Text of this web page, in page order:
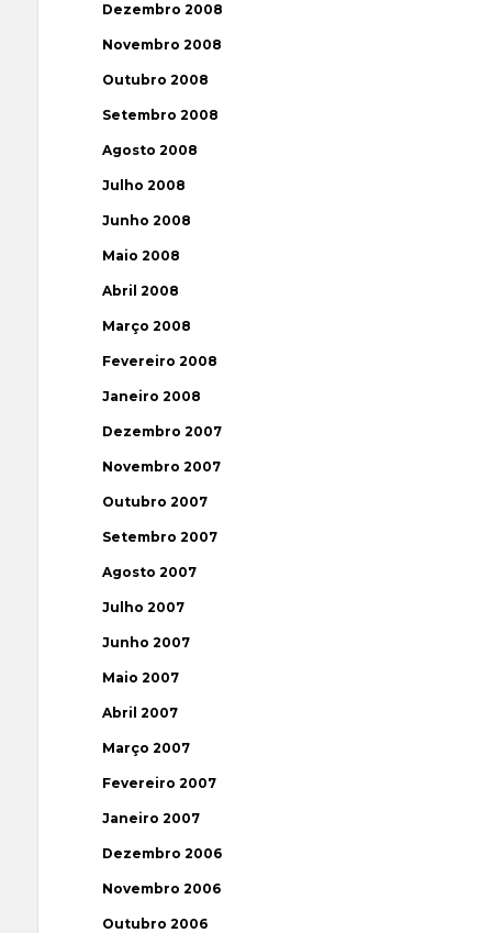
Dezembro 2008
Novembro 2008
Outubro 2008
Setembro 2008
Agosto 2008
Julho 2008
Junho 2008
Maio 2008
Abril 2008
Março 2008
Fevereiro 2008
Janeiro 2008
Dezembro 2007
Novembro 2007
Outubro 2007
Setembro 2007
Agosto 2007
Julho 2007
Junho 2007
Maio 2007
Abril 2007
Março 2007
Fevereiro 2007
Janeiro 2007
Dezembro 2006
Novembro 2006
Outubro 2006